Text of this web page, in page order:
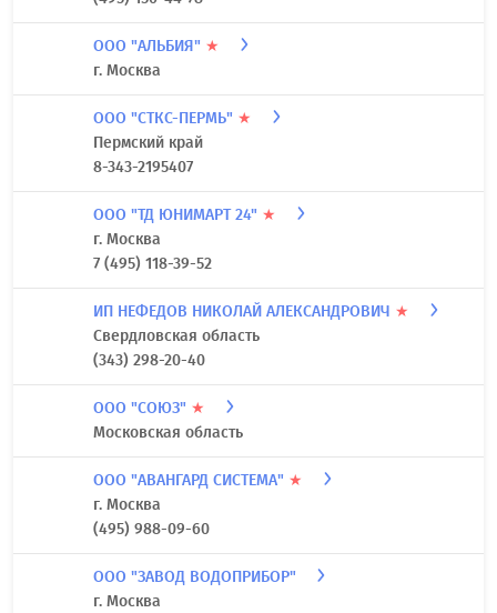
ООО "АЛЬБИЯ" ★
г. Москва
ООО "СТКС-ПЕРМЬ" ★
Пермский край
8-343-2195407
ООО "ТД ЮНИМАРТ 24" ★
г. Москва
7 (495) 118-39-52
ИП НЕФЕДОВ НИКОЛАЙ АЛЕКСАНДРОВИЧ ★
Свердловская область
(343) 298-20-40
ООО "СОЮЗ" ★
Московская область
ООО "АВАНГАРД СИСТЕМА" ★
г. Москва
(495) 988-09-60
ООО "ЗАВОД ВОДОПРИБОР"
г. Москва